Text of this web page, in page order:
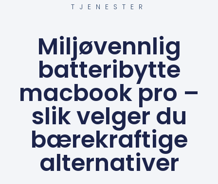
TJENESTER
Miljøvennlig
batteribytte
macbook pro –
slik velger du
bærekraftige
alternativer